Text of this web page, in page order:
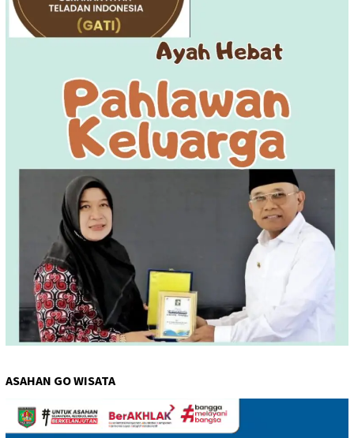
ASAHAN GO WISATA
Pemutar
Video